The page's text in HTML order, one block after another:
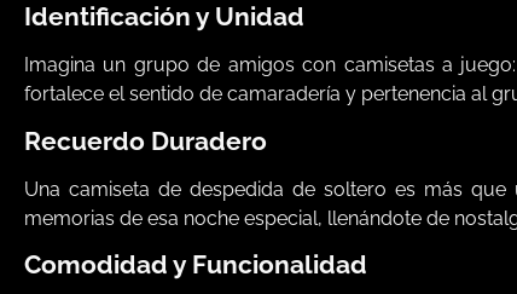
Identificación y Unidad
Imagina un grupo de amigos con camisetas a
fortalece el sentido de camaradería y pertenencia al
Recuerdo Duradero
Una camiseta de despedida de soltero es más
memorias de esa noche especial, llenándote de
Comodidad y Funcionalidad